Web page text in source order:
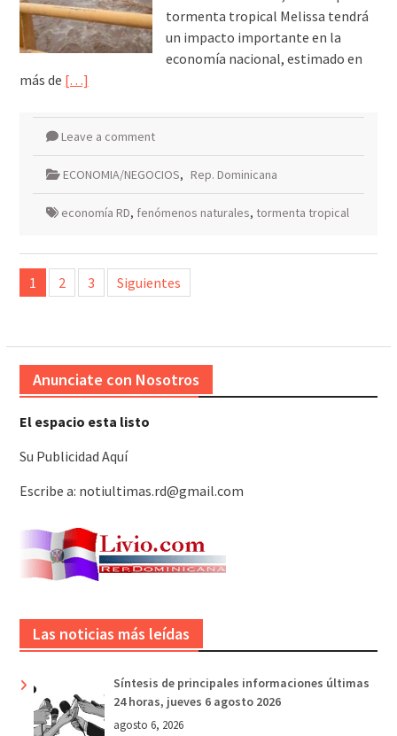
tormenta tropical Melissa tendrá
un impacto importante en la
economía nacional, estimado en
más de […]
Leave a comment
ECONOMIA/NEGOCIOS, Rep. Dominicana
economía RD, fenómenos naturales, tormenta tropical
Paginación
de
1 2 3 Siguientes
Anunciate con Nosotros
El espacio esta listo
Su Publicidad Aquí
Escribe a: notiultimas.rd@gmail.com
Las noticias más leídas
Síntesis de principales informaciones últimas
24 horas, jueves 6 agosto 2026
agosto 6, 2026